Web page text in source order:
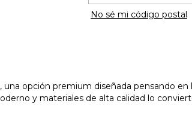
No sé mi código postal
, una opción premium diseñada pensando
y materiales de alta calidad lo